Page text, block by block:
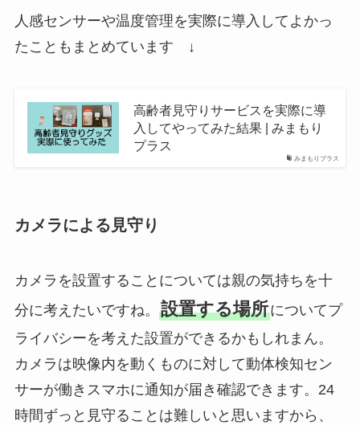
人感センサーや温度管理を実際に導入してよかっ
たこともまとめています ↓
みまもりプラス
高齢者見守りサービスを実際に導
入してやってみた結果 | みまもり
プラス
カメラによる見守り
カメラを設置することについては親の気持ちを十
分に考えたいですね。 設置する場所についてプ
ライバシーを考えた設置ができるかもしれまん。
カメラは映像内を動くものに対して動体検知セン
サーが働きスマホに通知が届き確認できます。24
時間ずっと見守ることは難しいと思いますから、